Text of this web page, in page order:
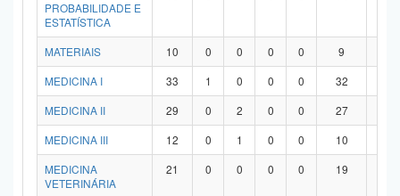
PROBABILIDADE E
ESTATÍSTICA
MATERIAIS 10 0 0 0 0 9
MEDICINA I
33 1 0 0 0 32
MEDICINA II
29 0 2 0 0 27
MEDICINA III
12 0 1 0 0 10
MEDICINA
VETERINÁRIA
21 0 0 0 0 19